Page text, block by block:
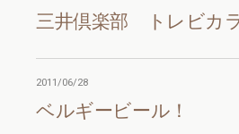
三井倶楽部 トレビカ
2011/06/28
ベルギービール！